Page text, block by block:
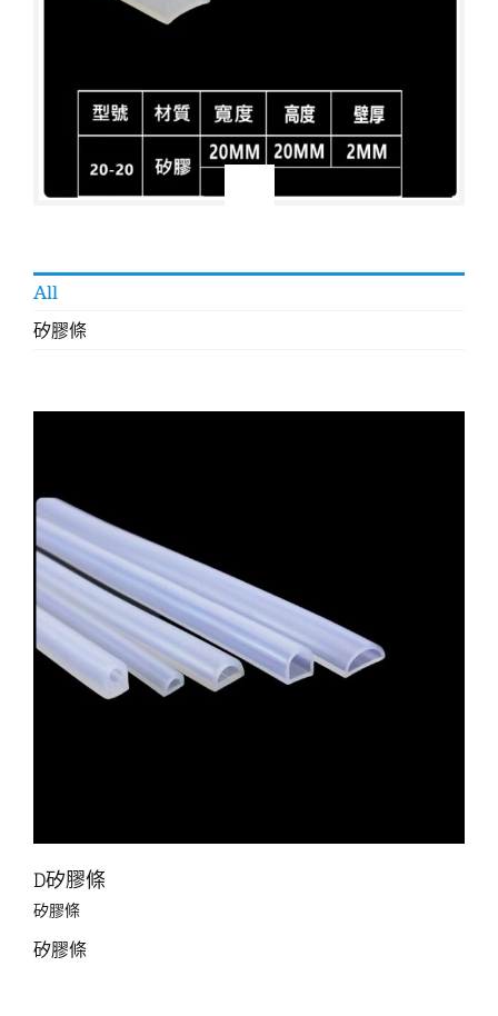
All
矽膠條
D矽膠條
矽膠條
矽膠條